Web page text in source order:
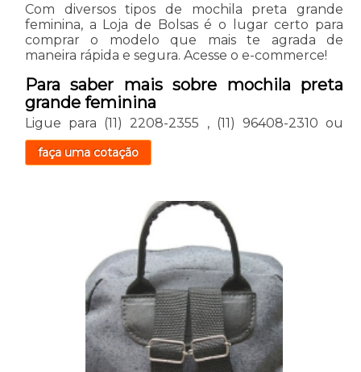
Com diversos tipos de mochila preta grande
feminina, a Loja de Bolsas é o lugar certo para
comprar o modelo que mais te agrada de
maneira rápida e segura. Acesse o e-commerce!
Para saber mais sobre mochila preta
grande feminina
Ligue para (11) 2208-2355 , (11) 96408-2310 ou
faça uma cotação